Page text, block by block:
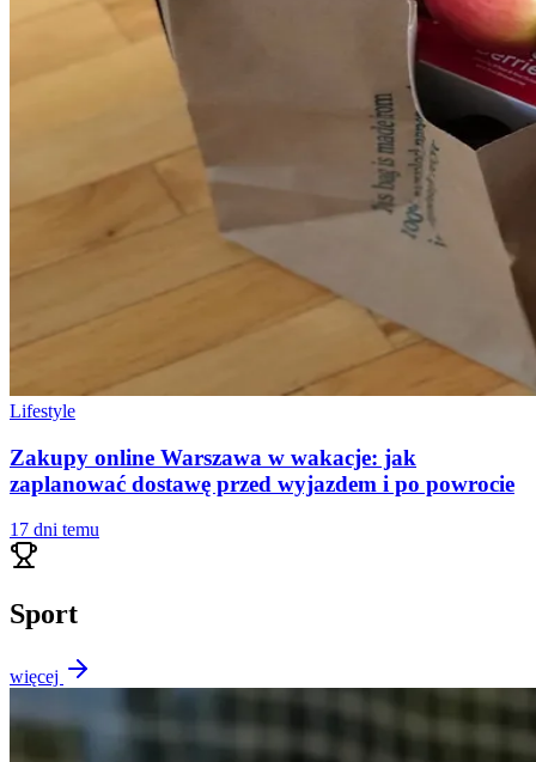
Lifestyle
Zakupy online Warszawa w wakacje: jak
zaplanować dostawę przed wyjazdem i po powrocie
17 dni temu
Sport
więcej